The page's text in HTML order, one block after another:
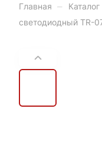
Главная – Каталог
светодиодный TR-